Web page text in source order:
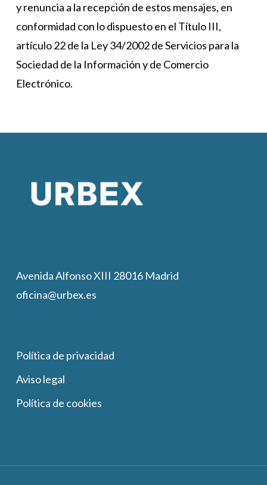
y renuncia a la recepción de estos mensajes, en
conformidad con lo dispuesto en el Título III,
artículo 22 de la Ley 34/2002 de Servicios para la
Sociedad de la Información y de Comercio
Electrónico.
Avenida Alfonso XIII 28016 Madrid
oficina@urbex.es
Política de privacidad
Aviso legal
Política de cookies